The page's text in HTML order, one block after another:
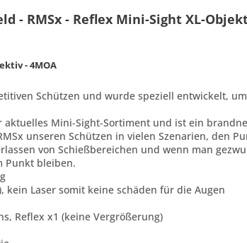
- RMSx - Reflex Mini-Sight XL-
- 4MOA
Schützen und wurde speziell entwickelt,
aktuelles Mini-Sight-Sortiment und ist ein
unseren Schützen in vielen Szenarien, den
von Schießbereichen und wenn man
Punkt bleiben.
kein Laser somit keine schäden für die Augen
Reflex x1 (keine Vergrößerung)